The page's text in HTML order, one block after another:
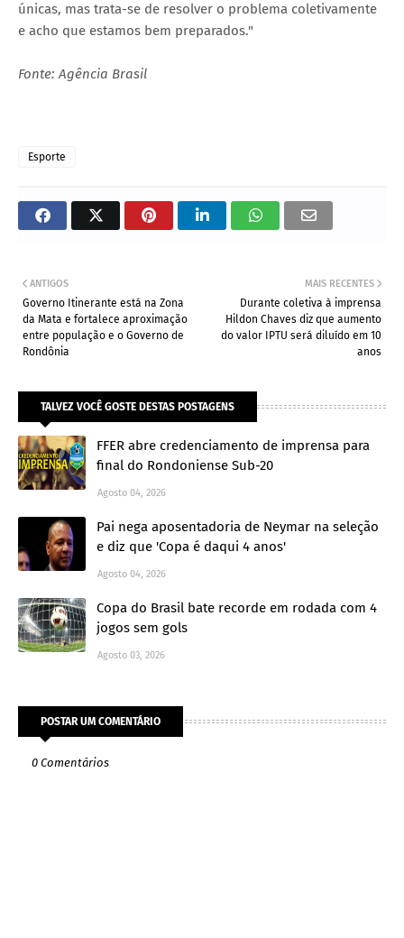
únicas, mas trata-se de resolver o problema coletivamente
e acho que estamos bem preparados."
Fonte: Agência Brasil
Esporte
MAIS RECENTES
Durante coletiva à imprensa
Hildon Chaves diz que aumento
do valor IPTU será diluído em 10
anos
ANTIGOS
Governo Itinerante está na Zona
da Mata e fortalece aproximação
entre população e o Governo de
Rondônia
TALVEZ VOCÊ GOSTE DESTAS POSTAGENS
FFER abre credenciamento de imprensa para
final do Rondoniense Sub-20
Agosto 04, 2026
Pai nega aposentadoria de Neymar na seleção
e diz que 'Copa é daqui 4 anos'
Agosto 04, 2026
Copa do Brasil bate recorde em rodada com 4
jogos sem gols
Agosto 03, 2026
POSTAR UM COMENTÁRIO
0 Comentários